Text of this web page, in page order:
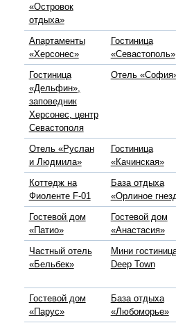
«Островок
отдыха»
Апартаменты
«Херсонес»
Гостиница
«Севастополь»
Гостиница
«Дельфин»,
заповедник
Херсонес, центр
Севастополя
Отель
Отель «Руслан
и Людмила»
Гостиница
«Качинская»
Коттедж на
Фиоленте F-01
База отдыха
«Орлиное
Гостевой дом
«Патио»
Гостевой дом
«Анастасия»
Частный отель
«Бельбек»
Мини
Deep Town
Гостевой дом
«Парус»
База отдыха
«Любоморье»